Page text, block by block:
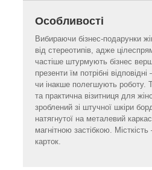
Особливості
Вибираючи бізнес-подарунки
від стереотипів, адже
частіше штурмують бізнес
презенти їм потрібні
чи інакше полегшують роботу.
та практична візитниця для
зроблений зі штучної шкіри
натягнутої на металевий
магнітною застібкою.
карток.